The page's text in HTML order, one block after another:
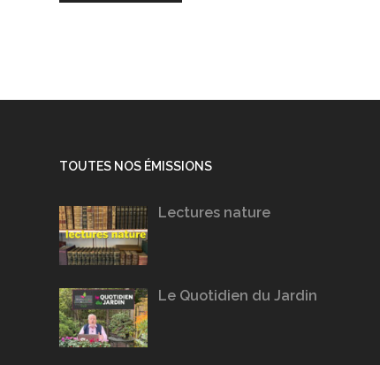
TOUTES NOS ÉMISSIONS
Lectures nature
Le Quotidien du Jardin